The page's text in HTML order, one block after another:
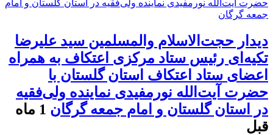
دیدار حجت‌الاسلام والمسلمین سید علیرضا
تکیه‌ای رئیس ستاد مرکزی اعتکاف به همراه
اعضای ستاد اعتکاف استان گلستان با
حضرت آیت‌الله نورمفیدی نماینده ولی‌فقیه
در استان گلستان و امام جمعه گرگان
1 ماه
قبل